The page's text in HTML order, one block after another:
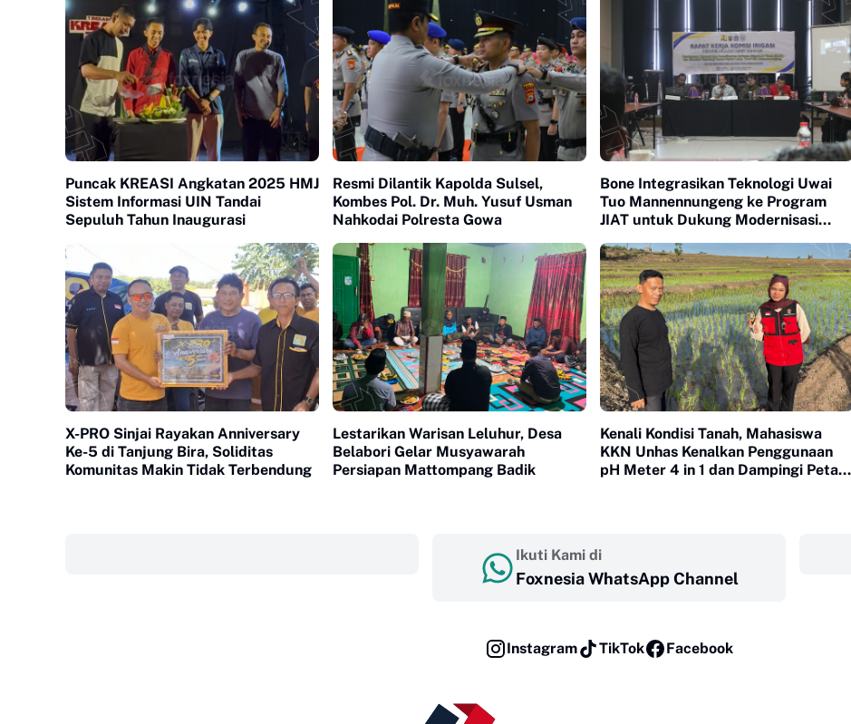
Puncak KREASI Angkatan 2025 HMJ
Sistem Informasi UIN Tandai
Sepuluh Tahun Inaugurasi
Resmi Dilantik Kapolda Sulsel,
Kombes Pol. Dr. Muh. Yusuf Usman
Nahkodai Polresta Gowa
Bone Integrasikan Teknologi Uwai
Tuo Mannennungeng ke Program
JIAT untuk Dukung Modernisasi
X-PRO Sinjai Rayakan Anniversary
Ke-5 di Tanjung Bira, Soliditas
Komunitas Makin Tidak Terbendung
Lestarikan Warisan Leluhur, Desa
Belabori Gelar Musyawarah
Persiapan Mattompang Badik
Kenali Kondisi Tanah, Mahasiswa
KKN Unhas Kenalkan Penggunaan
pH Meter 4 in 1 dan Dampingi Petani
Ikuti Kami di
Foxnesia WhatsApp Channel
Instagram TikTok Facebook